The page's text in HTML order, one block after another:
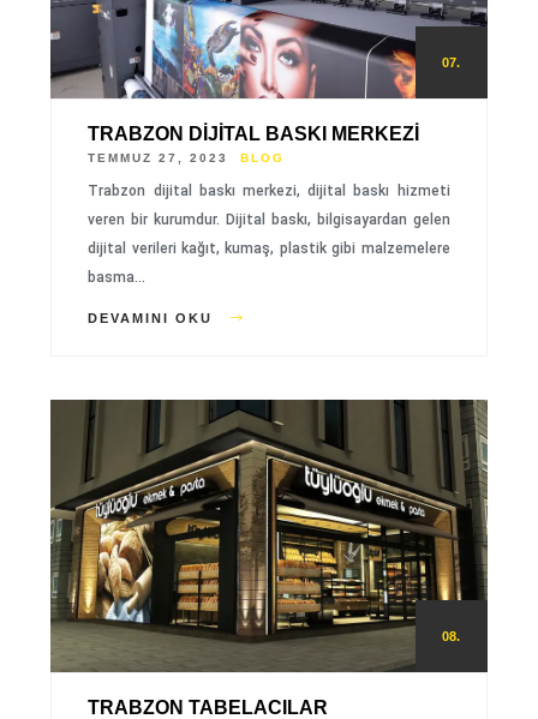
07.
TRABZON DIJITAL BASKI MERKEZI
TEMMUZ 27, 2023 BLOG
Trabzon dijital baskı merkezi, dijital baskı hizmeti
veren bir kurumdur. Dijital baskı, bilgisayardan gelen
dijital verileri kağıt, kumaş, plastik gibi malzemelere
basma…
DEVAMINI OKU
08.
TRABZON TABELACILAR